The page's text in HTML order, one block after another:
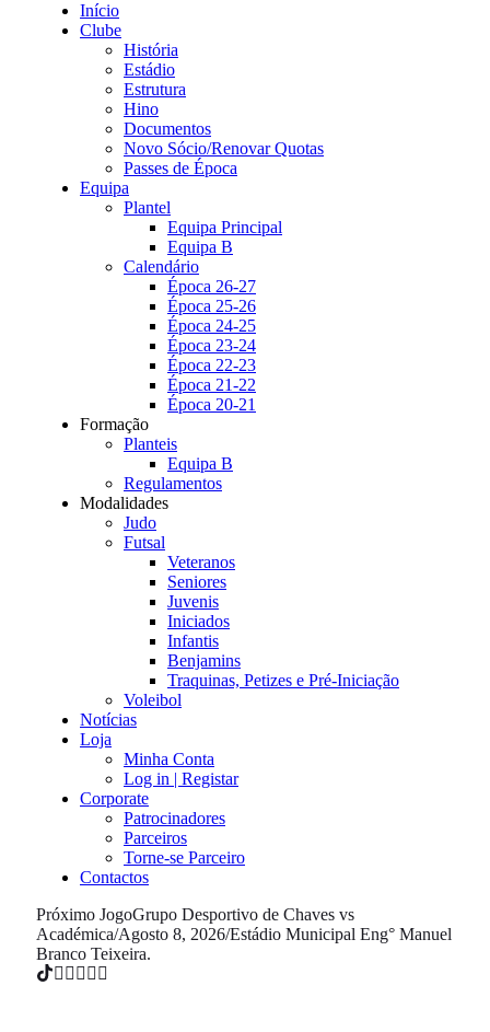
Início
Clube
História
Estádio
Estrutura
Hino
Documentos
Novo Sócio/Renovar Quotas
Passes de Época
Equipa
Plantel
Equipa Principal
Equipa B
Calendário
Época 26-27
Época 25-26
Época 24-25
Época 23-24
Época 22-23
Época 21-22
Época 20-21
Formação
Planteis
Equipa B
Regulamentos
Modalidades
Judo
Futsal
Veteranos
Seniores
Juvenis
Iniciados
Infantis
Benjamins
Traquinas, Petizes e Pré-Iniciação
Voleibol
Notícias
Loja
Minha Conta
Log in | Registar
Corporate
Patrocinadores
Parceiros
Torne-se Parceiro
Contactos
Próximo JogoGrupo Desportivo de Chaves vs
Académica/Agosto 8, 2026/Estádio Municipal Eng° Manuel
Branco Teixeira.